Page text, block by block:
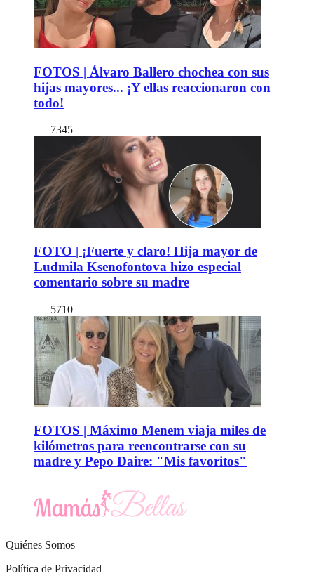
FOTOS | Álvaro Ballero chochea con sus
hijas mayores... ¡Y ellas reaccionaron con
todo!
7345
FOTO | ¡Fuerte y claro! Hija mayor de
Ludmila Ksenofontova hizo especial
comentario sobre su madre
5710
FOTOS | Máximo Menem viaja miles de
kilómetros para reencontrarse con su
madre y Pepo Daire: "Mis favoritos"
Quiénes Somos
Política de Privacidad